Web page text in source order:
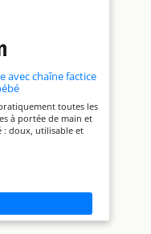
avec chaîne factice
toutes les
à portée de main et
: doux, utilisable et
pratique, plusieurs
un morceau
Installation avec
et durable, c'est un
et c'est un endroit
nés: Chaque